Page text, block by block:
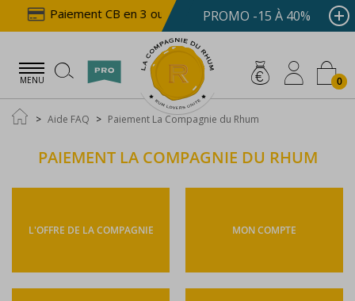
Paiement CB en 3 ou 4x dès 100 € Livraison
PROMO -15 À 40%
MENU 0
Aide FAQ Paiement La Compagnie du Rhum
PAIEMENT LA COMPAGNIE DU RHUM
L'OFFRE DE LA COMPAGNIE MON COMPTE